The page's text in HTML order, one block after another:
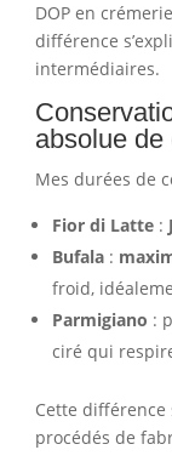
DOP en
différence
intermédiaires.
absolue de
Mes durées de
Fior di Latte:
Bufala:
froid,
Parmigiano :
ciré qui
Cette différence
procédés de